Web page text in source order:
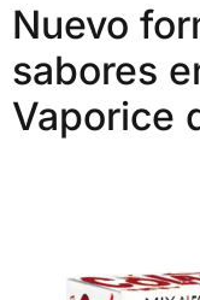
Nuevo
sabores
Vaporice